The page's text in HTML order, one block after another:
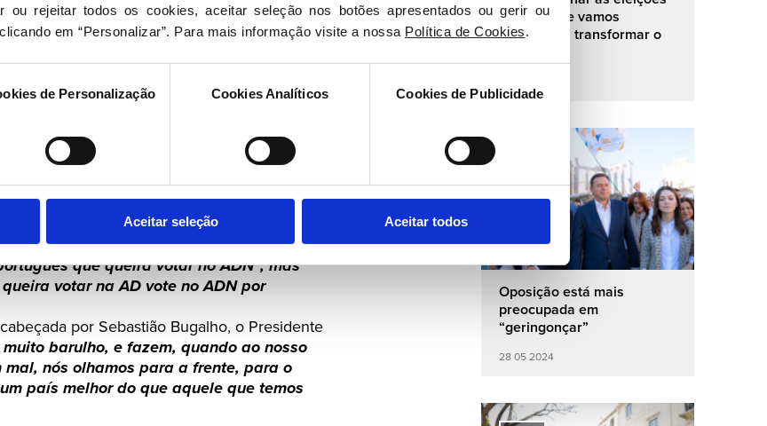
ou rejeitar todos os cookies, aceitar seleção nos botões apresentados ou gerir ou
em “Personalizar”. Para mais informação visite a nossa Política de Cookies.
de Personalização Cookies Analíticos Cookies de Publicidade
Aceitar seleção Aceitar todos
europeias e vamos
continuar a transformar o
Oposição está mais
preocupada em
“geringonçar”
28 05 2024
“uma imigração regulada, que não
“Nós precisamos dessa ajuda e
vindas do estrangeiro, querem aqui
não queremos entregar essas pessoas a
que trazem aproveitamento, uma visão
nem de facilitar, nem de obstruir”. “Nós
a oposição? Acha mal”
, apontou,
com a descida dos impostos para a classe
e as medidas de apoio para os jovens
dos eleitores no próximo domingo, 9 de
que queira votar no ADN”, mas
votar na AD vote no ADN por
por Sebastião Bugalho, o Presidente
barulho, e fazem, quando ao nosso
nós olhamos para a frente, para o
país melhor do que aquele que temos